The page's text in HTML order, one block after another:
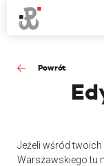
Powrót
Jeżeli wśród
Warszawskiego tu